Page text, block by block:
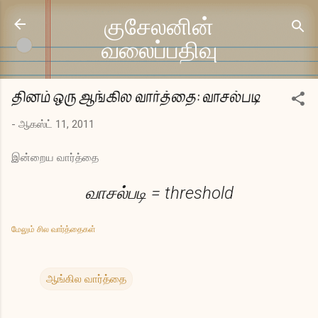
முதன்மை உள்ளடக்கத்திற்குச் செல்
குசேலனின்
வலைப்பதிவு
தினம் ஒரு ஆங்கில வார்த்தை: வாசல்படி
- ஆகஸ்ட் 11, 2011
இன்றைய வார்த்தை
வாசல்படி = threshold
மேலும் சில வார்த்தைகள்
ஆங்கில வார்த்தை